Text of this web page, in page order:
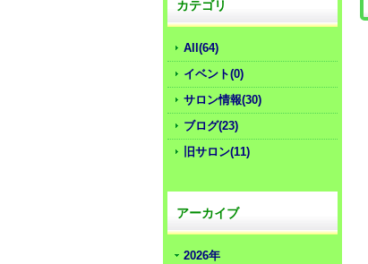
カテゴリ
All(64)
イベント(0)
サロン情報(30)
ブログ(23)
旧サロン(11)
アーカイブ
2026年